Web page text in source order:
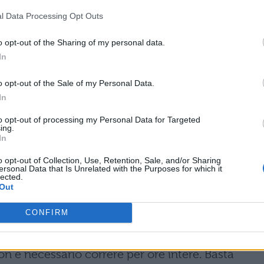
Data Processing Opt Outs
opt-out of the Sharing of my personal data.
opt-out of the Sale of my Personal Data.
opt-out of processing my Personal Data for Targeted
opt-out of Collection, Use, Retention, Sale, and/or Sharing
Data that Is Unrelated with the Purposes for which it
CONFIRM
consumate sempre una
mangiando frutta fresca, latte o yogurt;
non si ha sete, e comunque bere in
arco della giornata;
e verdura
dormite più vi verrà sonno;
o tre ore per riposare corpo e mente; dieci
e fare quello che più vi piace (ascoltare
fidanzato, andare su facebook per
la mattina prima di andare a scuola
è necessario correre per ore intere. Basta